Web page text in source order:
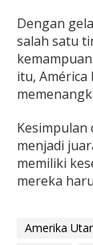
Dengan
salah satu
itu,
Kesimpulan
menjadi
memiliki
mereka
Amerika